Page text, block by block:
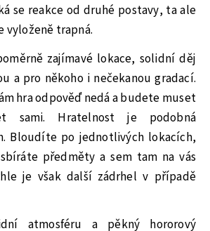
se reakce od druhé postavy, ta ale
vyloženě trapná.
zajímavé lokace, solidní děj
a pro někoho i nečekanou gradací.
hra odpověď nedá a budete muset
sami. Hratelnost je podobná
Bloudíte po jednotlivých lokacích,
předměty a sem tam na vás
je však další zádrhel v případě
atmosféru a pěkný hororový